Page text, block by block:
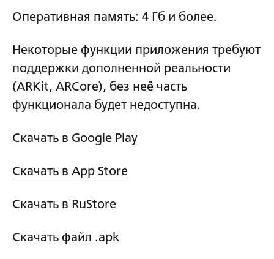
Оперативная память: 4 Гб и более.
Некоторые функции приложения требуют
поддержки дополненной реальности
(ARKit, ARCore), без неё часть
функционала будет недоступна.
Скачать в Google Play
Скачать в App Store
Скачать в RuStore
Скачать файл .apk